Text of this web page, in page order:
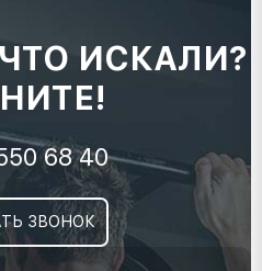
ИСКАЛИ?
68 40
ЗВОНОК